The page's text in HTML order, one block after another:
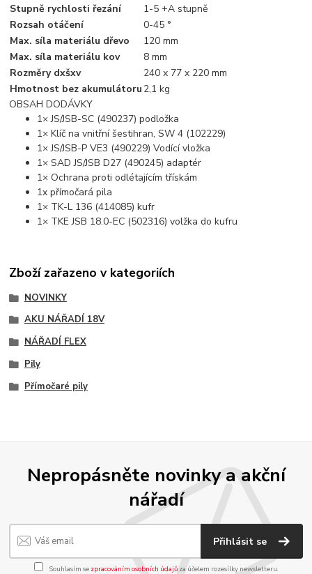
Stupně rychlosti řezání
1-5 +A stupně
Rozsah otáčení
0-45 °
Max. síla materiálu dřevo
120 mm
Max. síla materiálu kov
8 mm
Rozměry dxšxv
240 x 77 x 220 mm
Hmotnost bez akumulátoru 2,1 kg
OBSAH DODÁVKY
1× JS/JSB-SC (490237) podložka
1× Klíč na vnitřní šestihran, SW 4 (102229)
1× JS/JSB-P VE3 (490229) Vodící vložka
1× SAD JS/JSB D27 (490245) adaptér
1× Ochrana proti odlétajícím třískám
1x přímočará pila
1× TK-L 136 (414085) kufr
1× TKE JSB 18.0-EC (502316) volžka do kufru
Zboží zařazeno v kategoriích
NOVINKY
AKU NÁŘADÍ 18V
NÁŘADÍ FLEX
Pily
Přímočaré pily
Nepropásněte novinky a akční
nářadí
Přihlásit se
Souhlasím se zpracováním osobních údajůza účelem rozesílky newsletteru.